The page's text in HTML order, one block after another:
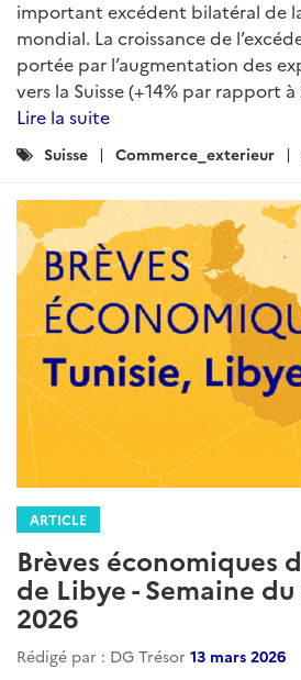
important excédent bilatéral de
mondial. La croissance de
portée par l’augmentation des
vers la Suisse (+14% par rapport
Lire la suite
Catégories
Suisse Commerce_exterieur
ARTICLE
Brèves économiques
de Libye - Semaine du
2026
Rédigé par : DG Trésor 13 mars 2026